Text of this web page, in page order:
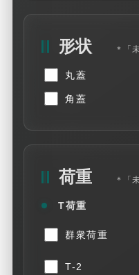
長年の実績と信頼を
各種マンホー
用途に合わせ
Sales of
Manhole
Custom
for Every
形状 ＊「
丸蓋
角蓋
荷重 ＊「
T荷重
群衆荷重
T-2